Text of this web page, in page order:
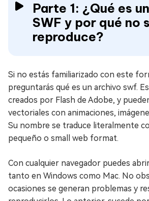
Parte 1: ¿Qué es
SWF y por qué no
reproduce?
Si no estás familiarizado con este
preguntarás qué es un archivo swf.
creados por Flash de Adobe, y
vectoriales con animaciones,
Su nombre se traduce literalmente
pequeño o small web format.
Con cualquier navegador puedes
tanto en Windows como Mac. No
ocasiones se generan problemas y